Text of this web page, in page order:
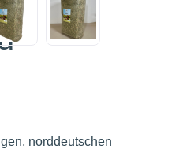
norddeutschen